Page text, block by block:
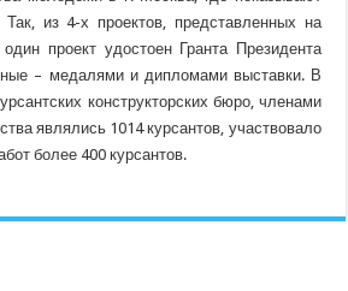
Так, из 4-х проектов, представленных на
проект удостоен Гранта Президента
– медалями и дипломами выставки. В
конструкторских бюро, членами
являлись 1014 курсантов, участвовало
более 400 курсантов.